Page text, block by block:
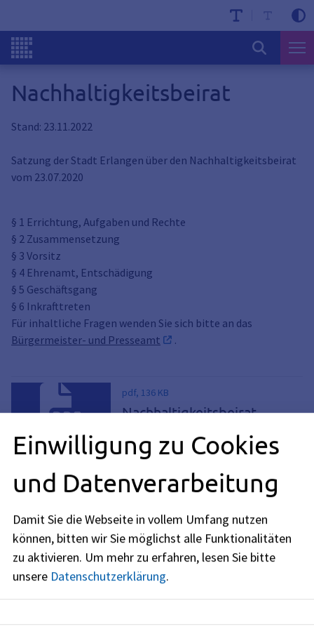
Nachhaltigkeitsbeirat
Stand: 23.11.2022
Satzung der Stadt Erlangen über den Nachhaltigkeitsbeirat
vom 23.07.2020
§ 1 Errichtung, Aufgaben und Rechte
§ 2 Zusammensetzung
§ 3 Vorsitz
§ 4 Ehrenamt, Entschädigung
§ 5 Geschäftsgang
§ 6 Inkrafttreten
Für inhaltliche Fragen wenden Sie sich bitte an das
Bürgermeister- und Presseamt
.
pdf, 136 KB
Nachhaltigkeitsbeirat
Satzung der Stadt Erlangen über den
Nachhaltigkeitsbeirat vom
Rechtsamt
Amtsleitung: Frau Juliane Kreller
Wichtige Hinweise des Rechtsamts
Vergabestelle
(städtische Ausschreibungen, Vergaben &
Einwilligung zu Cookies
und Datenverarbeitung
Damit Sie die Webseite in vollem Umfang nutzen
können, bitten wir Sie möglichst alle Funktionalitäten
zu aktivieren. Um mehr zu erfahren, lesen Sie bitte
unsere Datenschutzerklärung.